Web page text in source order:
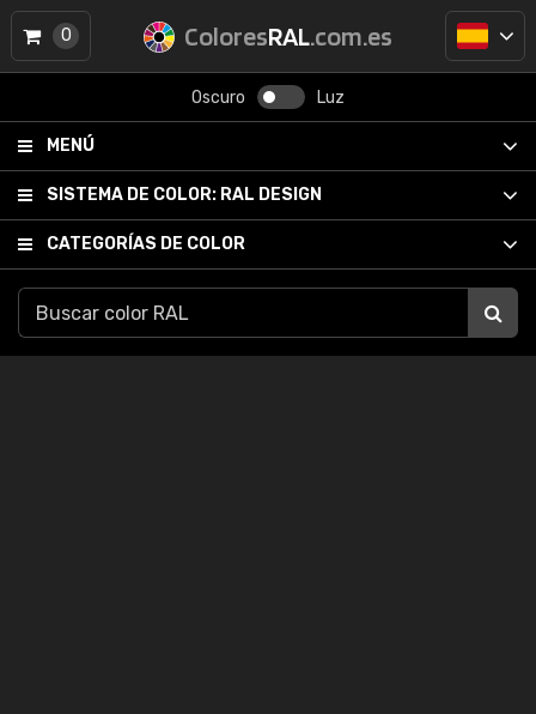
ColoresRAL.com.es
Oscuro Luz
MENÚ
SISTEMA DE COLOR: RAL DESIGN
CATEGORÍAS DE COLOR
0